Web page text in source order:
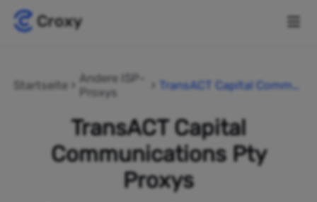
Startseite
Andere ISP-
Proxys
TransACT Capital Commu
TransACT Capital
Communications Pty
Proxys